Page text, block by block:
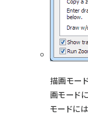
描画モー
画モード
モードには